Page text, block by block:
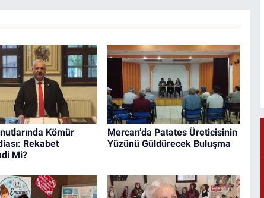
Kömür
Rekabet
Mi?
Mercan’da Patates Üreticisinin
Yüzünü Güldürecek Buluşma